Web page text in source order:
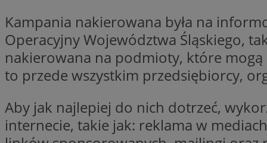
Kampania nakierowana była na
Operacyjny Województwa Śląskiego,
nakierowana na podmioty, które mogą
to przede wszystkim przedsiębiorcy,
Aby jak najlepiej do nich dotrzeć,
internecie, takie jak: reklama w
__cf_bm
Nazwa
Nazwa
Nazwa
Nazwa
openstat_gid